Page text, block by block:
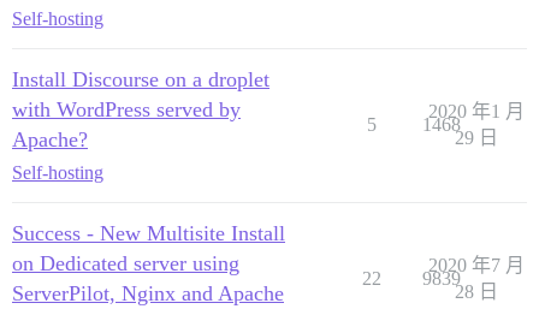
Self-hosting
Install Discourse on a droplet
with WordPress served by
Apache?
Self-hosting
5 1468
2020 年1 月
29 日
Success - New Multisite Install
on Dedicated server using
ServerPilot, Nginx and Apache
22 9839
2020 年7 月
28 日